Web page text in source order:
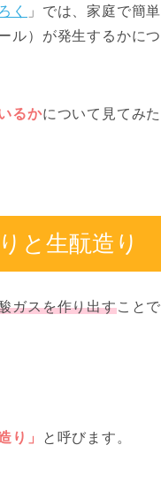
く
」では、家庭で簡単
ル）が発生するかにつ
るかについて見てみた
と生酛造り
ガスを作り出すことで
り」 と呼びます。